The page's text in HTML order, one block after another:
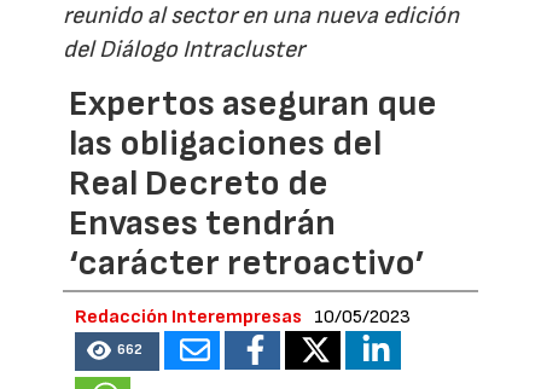
reunido al sector en una nueva edición
del Diálogo Intracluster
Expertos aseguran que
las obligaciones del
Real Decreto de
Envases tendrán
‘carácter retroactivo’
Redacción Interempresas 10/05/2023
662